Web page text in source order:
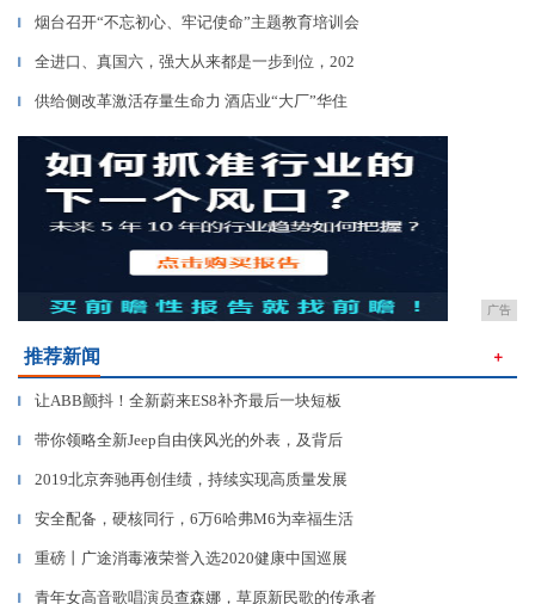
▎ 烟台召开“不忘初心、牢记使命”主题教育培训会
▎ 全进口、真国六，强大从来都是一步到位，202
▎ 供给侧改革激活存量生命力 酒店业“大厂”华住
广告
推荐新闻 ＋
▎ 让ABB颤抖！全新蔚来ES8补齐最后一块短板
▎ 带你领略全新Jeep自由侠风光的外表，及背后
▎ 2019北京奔驰再创佳绩，持续实现高质量发展
▎ 安全配备，硬核同行，6万6哈弗M6为幸福生活
▎ 重磅丨广途消毒液荣誉入选2020健康中国巡展
青年女高音歌唱演员查森娜，草原新民歌的传承者